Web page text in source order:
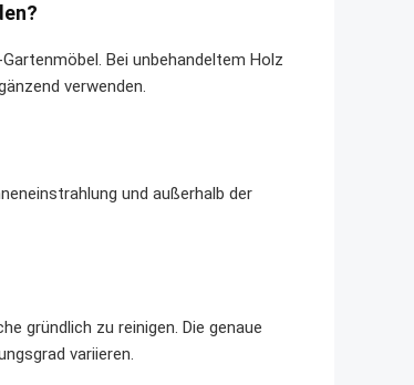
Bei unbehandeltem Holz
verwenden.
und außerhalb der
gründlich zu reinigen. Die genaue
variieren.